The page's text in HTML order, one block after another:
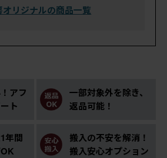
リジナルの商品一覧
アフ
ト
一部対象外を除き、
返品可能！
年間
搬入の不安を解消！
搬入安心オプション